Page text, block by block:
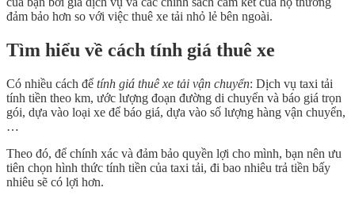
đảm bảo hơn so với việc thuê xe tải nhỏ lẻ bên ngoài.
Tìm hiểu về cách tính giá thuê xe
Có nhiều cách để tính giá thuê xe tải vận chuyển: Dịch vụ taxi tải
tính tiền theo km, ước lượng đoạn đường di chuyển và báo giá trọn
gói, dựa vào loại xe để báo giá, dựa vào số lượng hàng vận chuyển,
…
Theo đó, để chính xác và đảm bảo quyền lợi cho mình, bạn nên ưu
tiên chọn hình thức tính tiền của taxi tải, đi bao nhiêu trả tiền bấy
nhiêu sẽ có lợi hơn.